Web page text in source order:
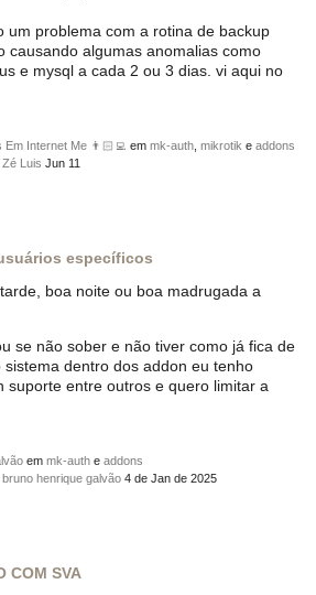
um problema com a rotina de backup
causando algumas anomalias como
e mysql a cada 2 ou 3 dias. vi aqui no
Em Internet Me 👨🏻‍💻 em mk-auth mikrotik e addons
Zé Luis Jun 11
específicos
boa noite ou boa madrugada a
se não sober e não tiver como já fica de
dentro dos addon eu tenho
suporte entre outros e quero limitar a
em mk-auth e addons
bruno henrique galvão 4 de Jan de 2025
COM SVA